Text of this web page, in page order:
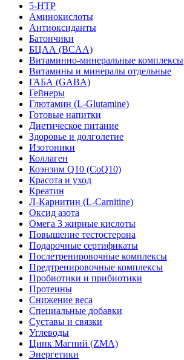
5-HTP
Аминокислоты
Антиоксиданты
Батончики
БЦАА (BCAA)
Витаминно-минеральные комплексы
Витамины и минералы отдельные
ГАБА (GABA)
Гейнеры
Глютамин (L-Glutamine)
Готовые напитки
Диетическое питание
Здоровье и долголетие
Изотоники
Коллаген
Коэнзим Q10 (CoQ10)
Красота и уход
Креатин
Л-Карнитин (L-Сarnitine)
Оксид азота
Омега 3 жирные кислоты
Повышение тестостерона
Подарочные сертификаты
Послетренировочные комплексы
Предтренировочные комплексы
Пробиотики и прибиотики
Протеины
Снижение веса
Специальные добавки
Суставы и связки
Углеводы
Цинк Магний (ZMA)
Энергетики